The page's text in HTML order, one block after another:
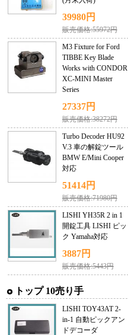
39980円
販売価格:55972円
M3 Fixture for Ford
TIBBE Key Blade
Works with CONDOR
XC-MINI Master
Series
27337円
販売価格:38272円
Turbo Decoder HU92
V.3 車の解錠ツール
BMW E/Mini Cooper
対応
51414円
販売価格:71980円
LISHI YH35R 2 in 1
開錠工具 LISHI ピッ
ク Yamaha対応
3887円
販売価格:5443円
トップ 10売り手
LISHI TOY43AT 2-
in-1 自動ピックアン
ドデコーダ